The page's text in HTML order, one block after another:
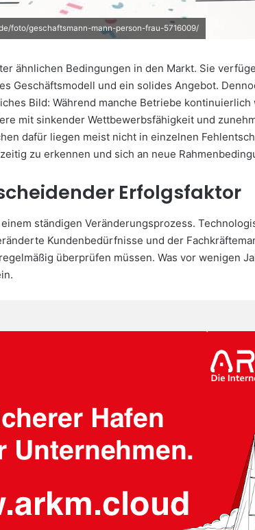
foto/geschaftsmann-mann-person-frau-5716009/
ähnlichen Bedingungen in den Markt. Sie
Geschäftsmodell und ein solides Angebot.
Bild: Während manche Betriebe kontinuierlich
mit sinkender Wettbewerbsfähigkeit und
dafür liegen meist nicht in einzelnen
zu erkennen und sich an neue
Erfolgsfaktor
ständigen Veränderungsprozess.
Kundenbedürfnisse und der
überprüfen müssen. Was vor wenigen